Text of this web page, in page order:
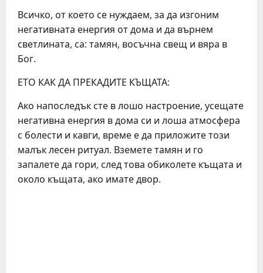
Всичко, от което се нуждаем, за да изгоним
негативната енергия от дома и да върнем
светлината, са: тамян, восъчна свещ и вяра в
Бог.
ЕТО КАК ДА ПРЕКАДИТЕ КЪЩАТА:
Ако напоследък сте в лошо настроение, усещате
негативна енергия в дома си и лоша атмосфера
с болести и кавги, време е да приложите този
малък лесен ритуал. Вземете тамян и го
запалете да гори, след това обиколете къщата и
около къщата, ако имате двор.